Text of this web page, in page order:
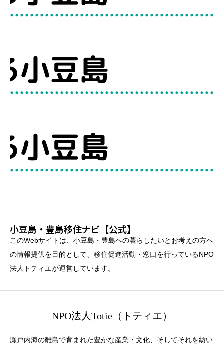
小豆島・豊島移住ナビ【公式】
このWebサイトは、小豆島・豊島への暮らしたいとお考えの方へ
の情報提供を目的として、移住促進活動・窓口を行っているNPO
法人トティエが運営しています。
NPO法人Totie（トティエ）
瀬戸内海の離島で育まれた豊かな産業・文化、そしてそれを紡い